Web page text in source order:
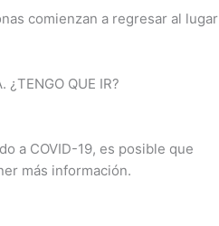
comienzan a regresar al lugar
¿TENGO QUE IR?
a COVID-19, es posible que
más información.